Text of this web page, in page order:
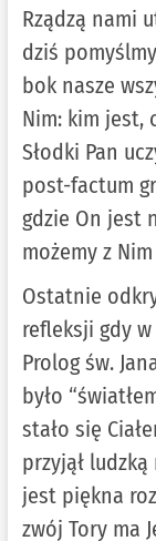
Rządzą nami
dziś
bok nasze
Nim: kim jest,
Słodki Pan
post-factum
gdzie On jest
możemy z
Ostatnie
refleksji gdy
Prolog św.
było
stało się
przyjął
jest piękna
zwój Tory ma